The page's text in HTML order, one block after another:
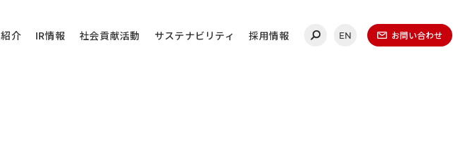
介 IR情報 社会貢献活動 サステナビリティ 採用情報 EN お問い合わせ